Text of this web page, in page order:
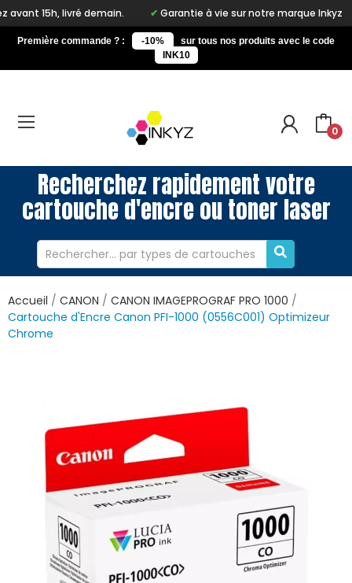
demain. Garantie à vie sur notre marque Inkyz
Première commande ? : -10%
sur tous nos produits avec le code
INK10
0
Recherchez rapidement votre
cartouche d'encre ou toner laser
Accueil CANON
CANON IMAGEPROGRAF PRO 1000
Cartouche d'Encre Canon PFI-1000 (0556C001) Optimizeur
Chrome